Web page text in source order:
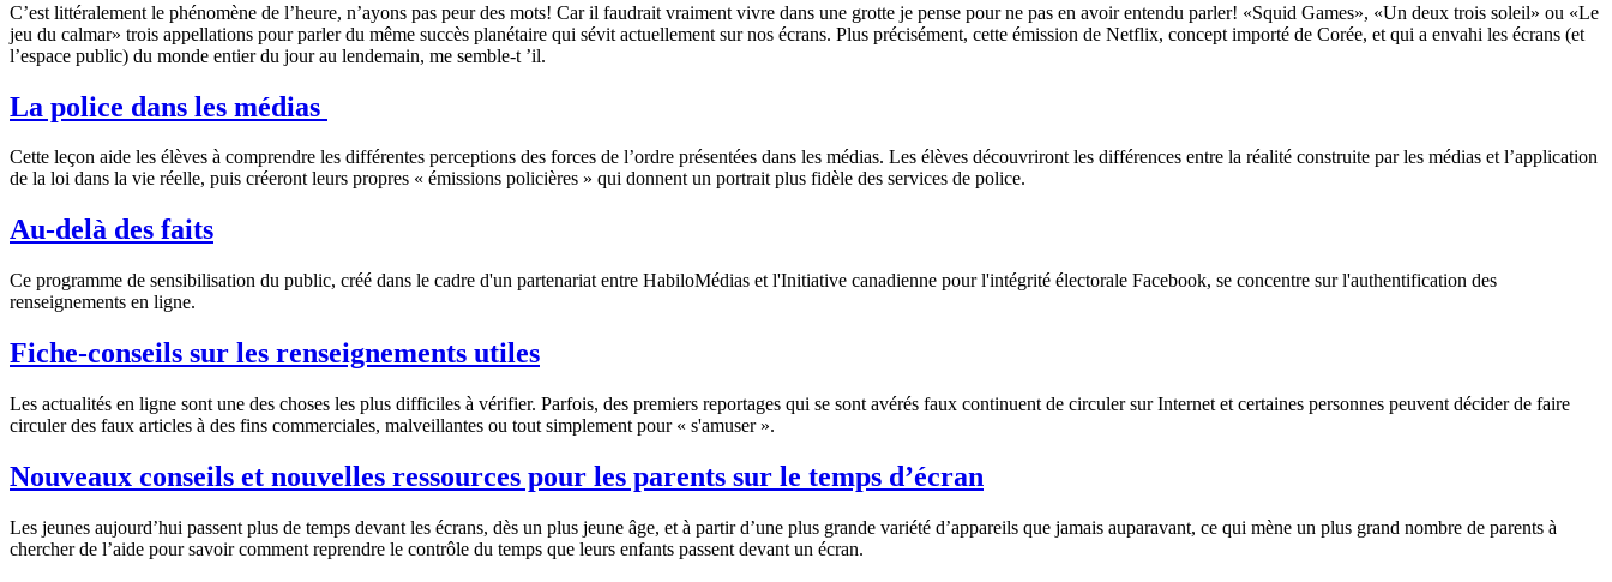
C’est littéralement le phénomène de l’heure, n’ayons pas peur des mots! Car il faudrait vraiment vivre dans une grotte je pense pour ne pas en avoir entendu parler! «Squid Games», «Un deux trois soleil» ou «Le
jeu du calmar» trois appellations pour parler du même succès planétaire qui sévit actuellement sur nos écrans. Plus précisément, cette émission de Netflix, concept importé de Corée, et qui a envahi les écrans (et
l’espace public) du monde entier du jour au lendemain, me semble-t ’il.
La police dans les médias
Cette leçon aide les élèves à comprendre les différentes perceptions des forces de l’ordre présentées dans les médias. Les élèves découvriront les différences entre la réalité construite par les médias et l’application
de la loi dans la vie réelle, puis créeront leurs propres « émissions policières » qui donnent un portrait plus fidèle des services de police.
Au-delà des faits
Ce programme de sensibilisation du public, créé dans le cadre d'un partenariat entre HabiloMédias et l'Initiative canadienne pour l'intégrité électorale Facebook, se concentre sur l'authentification des
renseignements en ligne.
Fiche-conseils sur les renseignements utiles
Les actualités en ligne sont une des choses les plus difficiles à vérifier. Parfois, des premiers reportages qui se sont avérés faux continuent de circuler sur Internet et certaines personnes peuvent décider de faire
circuler des faux articles à des fins commerciales, malveillantes ou tout simplement pour « s'amuser ».
Nouveaux conseils et nouvelles ressources pour les parents sur le temps d’écran
Les jeunes aujourd’hui passent plus de temps devant les écrans, dès un plus jeune âge, et à partir d’une plus grande variété d’appareils que jamais auparavant, ce qui mène un plus grand nombre de parents à
chercher de l’aide pour savoir comment reprendre le contrôle du temps que leurs enfants passent devant un écran.